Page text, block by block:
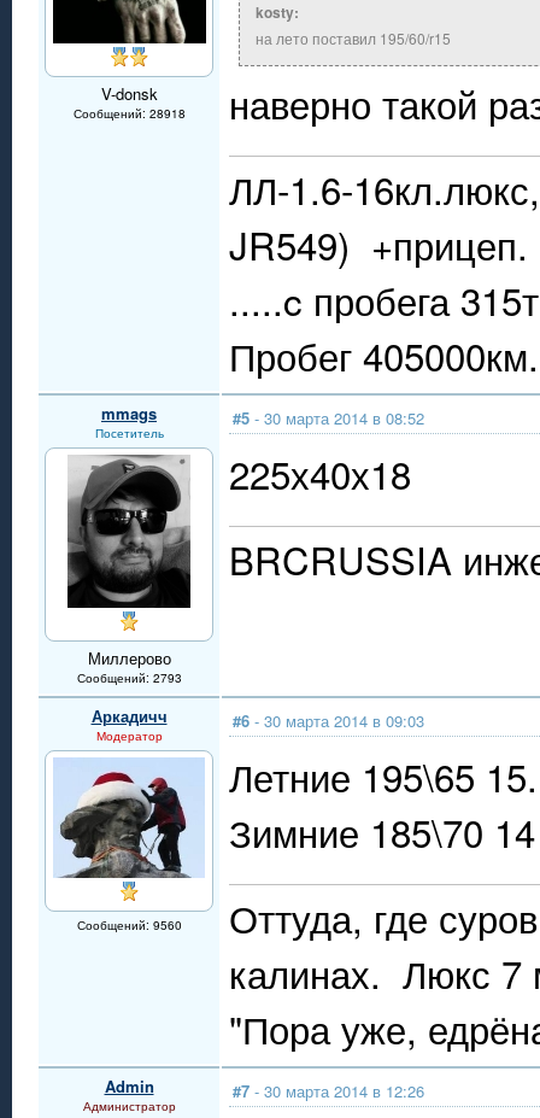
V-donsk
Сообщений: 28918
kosty:
на лето поставил 195/60/r15
наверно такой
ЛЛ-1.6-
JR549) +прицеп.
.....c пробега
Пробег
mmags
Посетитель
Миллерово
Сообщений: 2793
#5 - 30 марта 2014 в 08:52
225х40х18
BRCRUSSIA
Аркадичч
Модератор
Сообщений: 9560
#6 - 30 марта 2014 в 09:03
Летние 195\65
Зимние 185\70 14
Оттуда, где
калинах. Люкс 7
"Пора уже,
Admin
Администратор
#7 - 30 марта 2014 в 12:26